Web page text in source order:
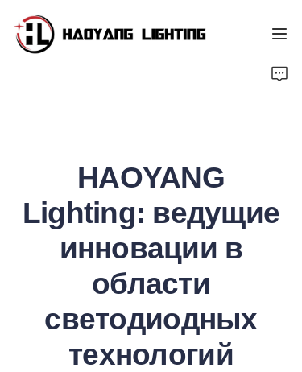
HAOYANG
Lighting: ведущие
инновации в
области
светодиодных
технологий
Индивидуальный сервис